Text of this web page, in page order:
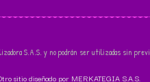
S.A.S. y no podrán ser utilizadas sin
sitio diseñado por MERKATEGIA S.A.S.